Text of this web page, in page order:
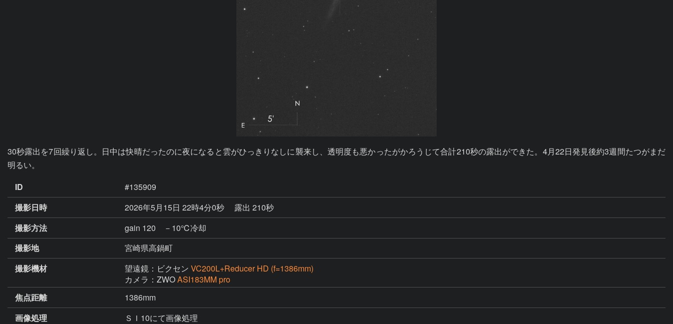
30秒露出を7回繰り返し。日中は快晴だったのに夜になると雲がひっきりなしに襲来し、透明度も悪かったがかろうじて合計210秒の露出ができた。4月22日発見後約3週間たつがまだ
明るい。
ID
#135909
撮影日時
2026年5月15日 22時4分0秒
露出 210秒
撮影方法
gain 120 －10℃冷却
撮影地
宮崎県高鍋町
撮影機材
望遠鏡：ビクセン VC200L+Reducer HD (f=1386mm)
カメラ：ZWOASI183MM pro
焦点距離
1386mm
画像処理
ＳＩ10にて画像処理